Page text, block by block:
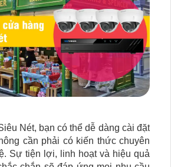
Nét, bạn có thể dễ dàng cài đặt
cần phải có kiến thức chuyên
Sự tiện lợi, linh hoạt và hiệu quả